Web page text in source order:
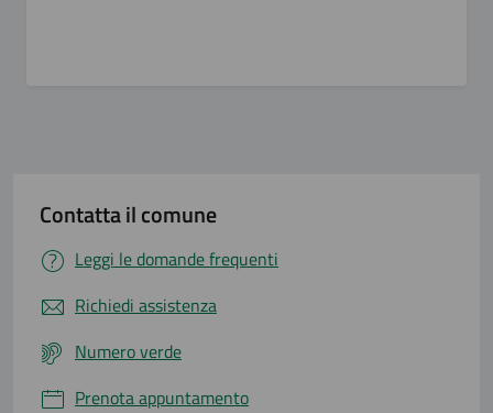
Contatta il comune
Leggi le domande frequenti
Richiedi assistenza
Numero verde
Prenota appuntamento